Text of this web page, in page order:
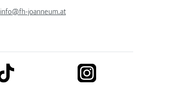
info@fh-joanneum.at
link to tiktok link to instagram